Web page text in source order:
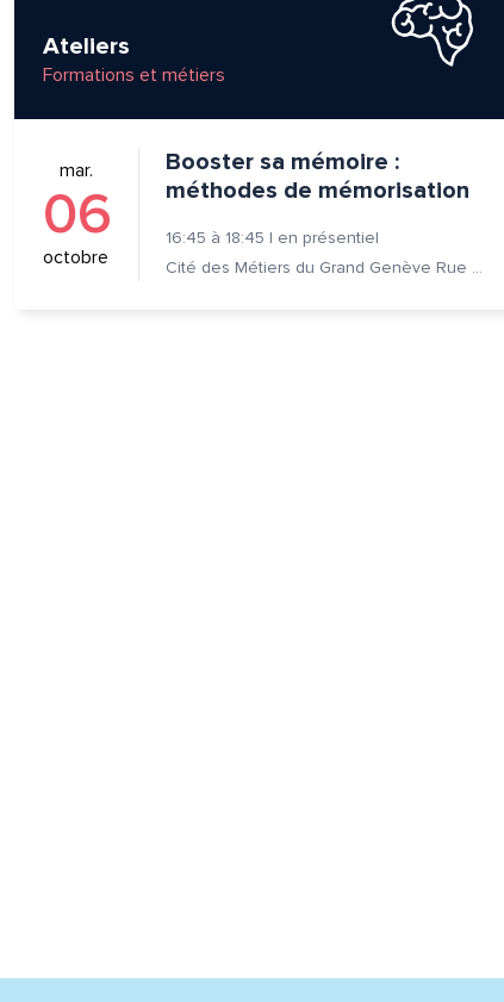
Ateliers
Formations et métiers
mar.
06
octobre
Booster sa mémoire :
méthodes de mémorisation
16:45 à 18:45 | en présentiel
Cité des Métiers du Grand Genève Rue Prévost-Martin 6 1205 Genève